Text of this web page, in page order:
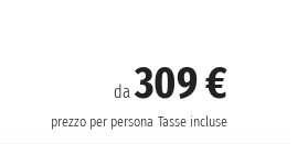
da309 €
prezzo per persona Tasse incluse